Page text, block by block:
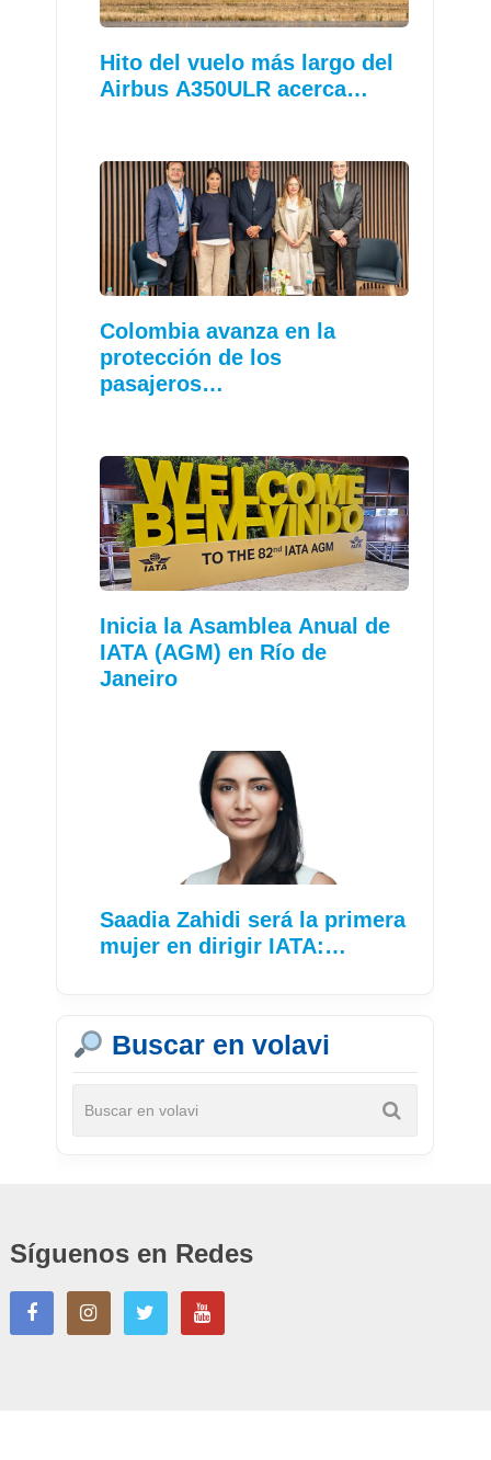
Hito del vuelo más largo del
Airbus A350ULR acerca…
Colombia avanza en la
protección de los
pasajeros…
Inicia la Asamblea Anual de
IATA (AGM) en Río de
Janeiro
Saadia Zahidi será la primera
mujer en dirigir IATA:…
Buscar en volavi
Síguenos en Redes